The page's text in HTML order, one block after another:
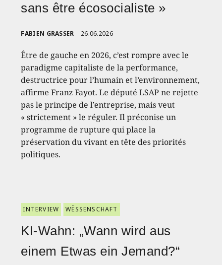
sans être écosocialiste »
FABIEN GRASSER 26.06.2026
Être de gauche en 2026, c’est rompre avec le
paradigme capitaliste de la performance,
destructrice pour l’humain et l’environnement,
affirme Franz Fayot. Le député LSAP ne rejette
pas le principe de l’entreprise, mais veut
« strictement » le réguler. Il préconise un
programme de rupture qui place la
préservation du vivant en tête des priorités
politiques.
INTERVIEW WËSSENSCHAFT
KI-Wahn: „Wann wird aus
einem Etwas ein Jemand?“